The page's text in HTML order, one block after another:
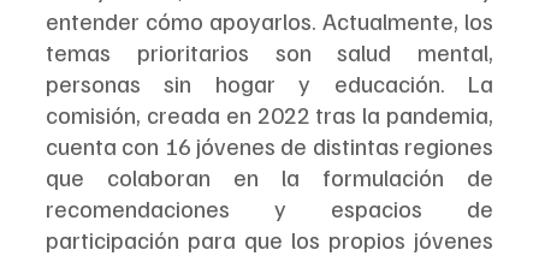
entender cómo apoyarlos. Actualmente, los
temas prioritarios son salud mental,
personas sin hogar y educación. La
comisión, creada en 2022 tras la pandemia,
cuenta con 16 jóvenes de distintas regiones
que colaboran en la formulación de
recomendaciones y espacios de
participación para que los propios jóvenes